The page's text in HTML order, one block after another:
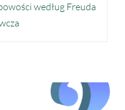
według Freuda